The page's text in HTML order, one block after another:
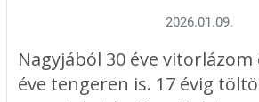
kidomborítva, hogy miért
2026.01.09.
Nagyjából 30 éve vitorlázom
éve tengeren is. 17 évig